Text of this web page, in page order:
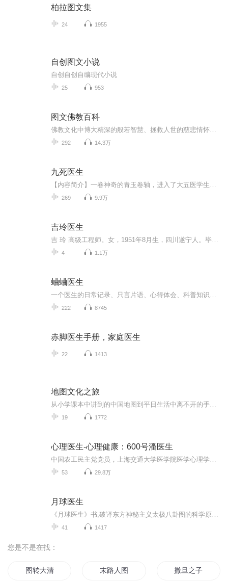
柏拉图文集
24 1955
自创图文小说
自创自创自编现代小说
25 953
图文佛教百科
292 14.3万
九死医生
269 9.9万
吉玲医生
4 1.1万
蛐蛐医生
222 8745
赤脚医生手册，家庭医生
22 1413
地图文化之旅
19 1772
心理医生-心理健康：600号潘医生
53 29.8万
月球医生
41 1417
您是不是在找：
图转大清 末路人图 撒旦之子